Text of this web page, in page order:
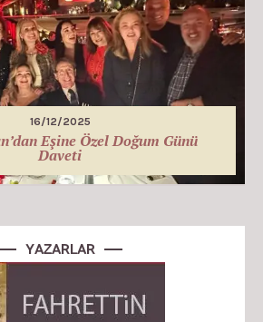
16/12/2025
Eşine Özel Doğum Günü
Daveti
YAZARLAR